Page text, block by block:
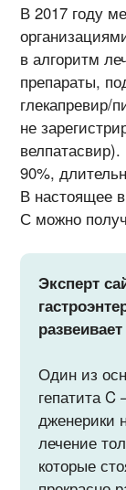
В 2017 году
в алгоритм
препараты,
глекапревир/
не
90%,
В настоящее
С можно
Эксперт
Один из
гепатита
дженерики
лечение
которые